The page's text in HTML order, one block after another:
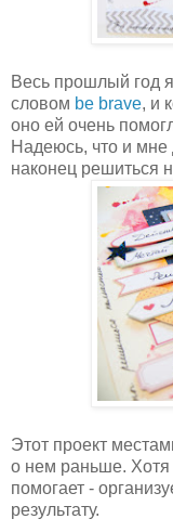
Весь прошлый год
словом be brave, и
оно ей очень
Надеюсь, что и
наконец решиться
Этот проект
о нем раньше. Хотя
помогает -
результату.